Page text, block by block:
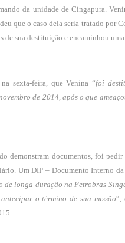
da unidade de Cingapura.
que o caso dela seria tratado
de sua destituição e encaminhou
sexta-feira, que Venina “foi
de 2014, após o que
demonstram documentos, foi
Um DIP – Documento Interno
de longa duração na Petrobras
o término de sua missão“,